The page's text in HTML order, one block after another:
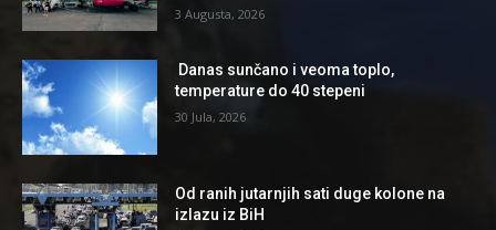
3 Augusta, 2026
Danas sunčano i veoma toplo,
temperature do 40 stepeni
30 Jula, 2026
Od ranih jutarnjih sati duge kolone na
izlazu iz BiH